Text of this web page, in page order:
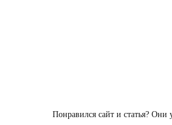
Понравился сайт и статья? Они